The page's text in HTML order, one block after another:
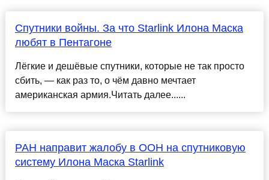
Спутники войны. За что Starlink Илона Маска
любят в Пентагоне
Лёгкие и дешёвые спутники, которые не так просто
сбить, — как раз то, о чём давно мечтает
американская армия.Читать далее......
РАН направит жалобу в ООН на спутниковую
систему Илона Маска Starlink